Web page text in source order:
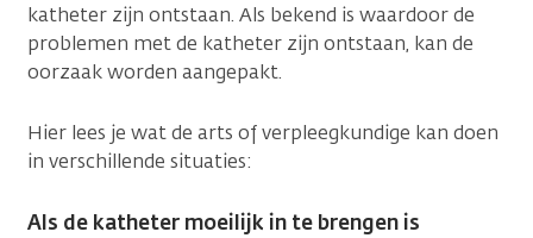
katheter zijn ontstaan. Als bekend is waardoor de
problemen met de katheter zijn ontstaan, kan de
oorzaak worden aangepakt.
Hier lees je wat de arts of verpleegkundige kan doen
in verschillende situaties:
Als de katheter moeilijk in te brengen is